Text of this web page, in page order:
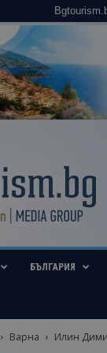
БЪЛГАРИЯ
Варна
Илин